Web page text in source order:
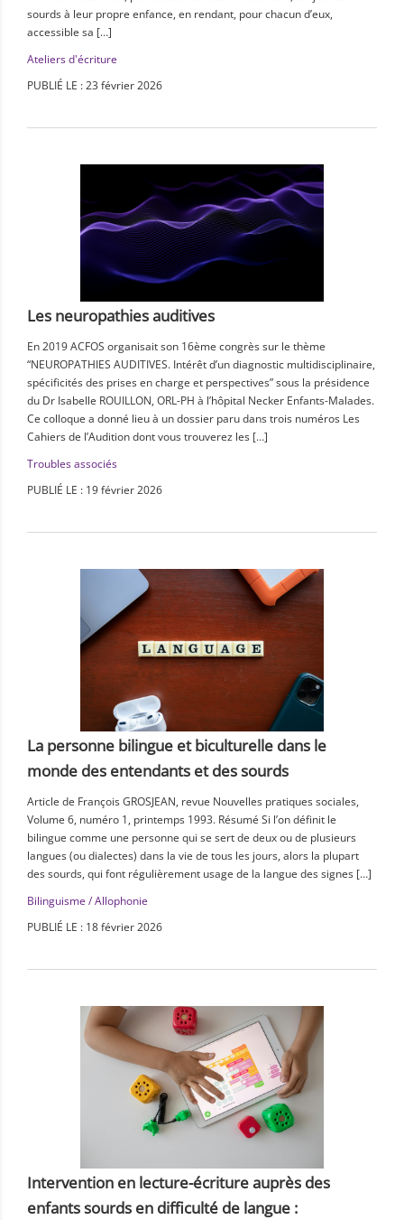
sourds à leur propre enfance, en rendant, pour chacun d’eux,
accessible sa […]
Ateliers d'écriture
PUBLIÉ LE : 23 février 2026
Les neuropathies auditives
En 2019 ACFOS organisait son 16ème congrès sur le thème
“NEUROPATHIES AUDITIVES. Intérêt d’un diagnostic multidisciplinaire,
spécificités des prises en charge et perspectives” sous la présidence
du Dr Isabelle ROUILLON, ORL-PH à l’hôpital Necker Enfants-Malades.
Ce colloque a donné lieu à un dossier paru dans trois numéros Les
Cahiers de l’Audition dont vous trouverez les […]
Troubles associés
PUBLIÉ LE : 19 février 2026
La personne bilingue et biculturelle dans le
monde des entendants et des sourds
Article de François GROSJEAN, revue Nouvelles pratiques sociales,
Volume 6, numéro 1, printemps 1993. Résumé Si l’on définit le
bilingue comme une personne qui se sert de deux ou de plusieurs
langues (ou dialectes) dans la vie de tous les jours, alors la plupart
des sourds, qui font régulièrement usage de la langue des signes […]
Bilinguisme / Allophonie
PUBLIÉ LE : 18 février 2026
Intervention en lecture-écriture auprès des
enfants sourds en difficulté de langue :